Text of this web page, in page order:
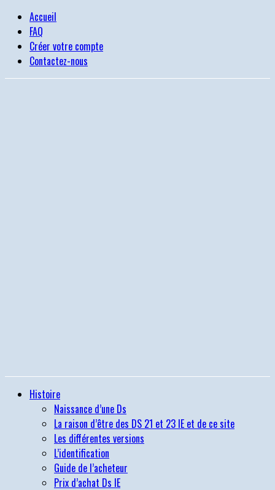
Accueil
FAQ
Créer votre compte
Contactez-nous
Histoire
Naissance d’une Ds
La raison d’être des DS 21 et 23 IE et de ce site
Les différentes versions
L’identification
Guide de l’acheteur
Prix d’achat Ds IE